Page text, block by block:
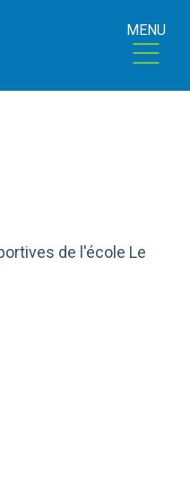
MENU
de l'école Le